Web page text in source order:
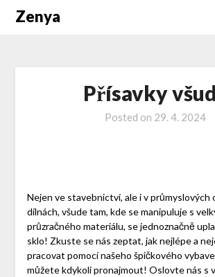
Zenya
Přísavky
Posted on 29. 4. 2024
Nejen ve stavebnictví, ale i v průmyslových
dílnách, všude tam, kde se manipuluje s
průzračného materiálu, se jednoznačně
sklo! Zkuste se nás zeptat, jak nejlépe a
pracovat pomocí našeho špičkového
můžete kdykoli pronajmout! Oslovte nás s